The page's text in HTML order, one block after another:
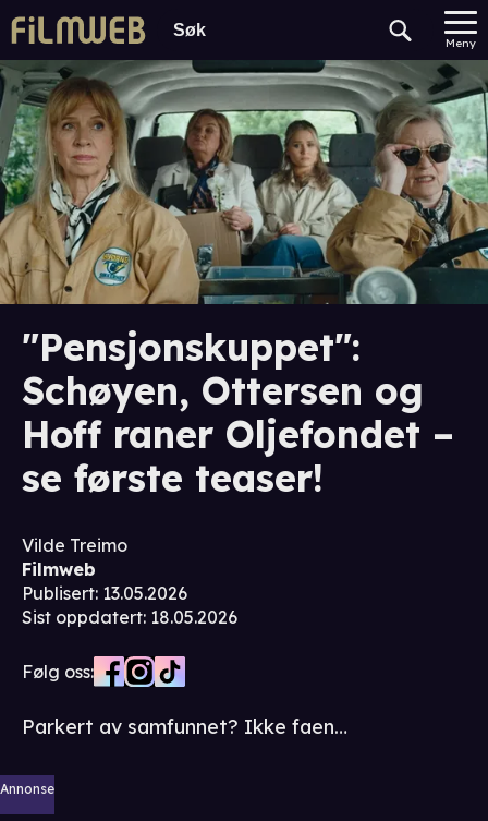
Meny
"Pensjonskuppet":
Schøyen, Ottersen og
Hoff raner Oljefondet –
se første teaser!
Vilde Treimo
Filmweb
Publisert: 13.05.2026
Sist oppdatert: 18.05.2026
Følg oss:
Parkert av samfunnet? Ikke faen…
Annonse